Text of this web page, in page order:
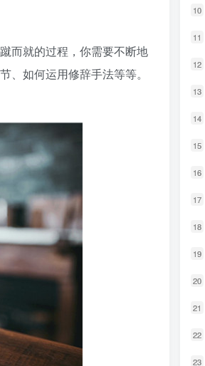
而就的过程，你需要不断地
如何运用修辞手法等等。
10
11
12
13
14
15
16
17
18
19
20
21
22
23
10
11
12
13
14
15
16
17
18
19
20
21
22
23